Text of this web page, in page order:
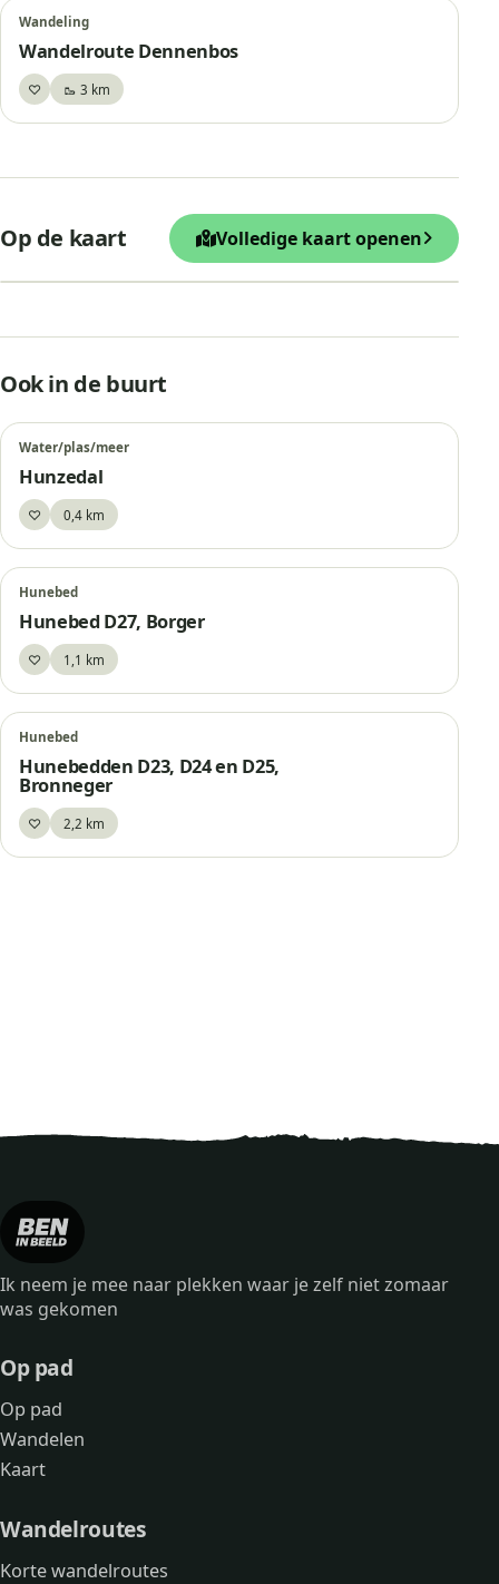
Wandeling
Wandelroute Dennenbos
♡Bewaar🥾 3 km
Op de kaart Volledige kaart openen
Hunebed D28 en D29, Buinen
−
Ook in de buurt
Water/plas/meer
Hunzedal
♡Bewaar0,4 km
Hunebed
Hunebed D27, Borger
♡Bewaar1,1 km
Hunebed
Hunebedden D23, D24 en D25,
Bronneger
♡Bewaar2,2 km
Ik neem je mee naar plekken waar je zelf niet zomaar
was gekomen
Op pad
Op pad
Wandelen
Kaart
Wandelroutes
Korte wandelroutes